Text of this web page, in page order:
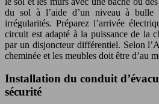
du sol à l’aide d’un niveau à bulle
irrégularités. Préparez l’arrivée
circuit est adapté à la puissance de la
par un disjoncteur différentiel. Selon
cheminée et les meubles doit être d’au
Installation du conduit
sécurité